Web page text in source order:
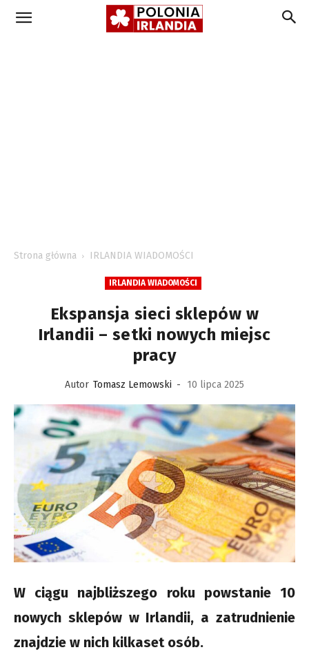
Strona główna IRLANDIA WIADOMOŚCI
IRLANDIA WIADOMOŚCI
Ekspansja sieci sklepów w
Irlandii – setki nowych miejsc
pracy
Autor Tomasz Lemowski - 10 lipca 2025
W ciągu najbliższego roku powstanie 10
nowych sklepów w Irlandii, a zatrudnienie
znajdzie w nich kilkaset osób.